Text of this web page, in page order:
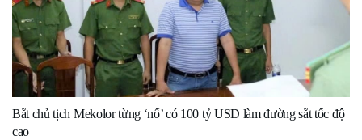
Bắt chủ tịch Mekolor từng ‘nổ’ có 100 tỷ USD làm đường sắt tốc độ
cao